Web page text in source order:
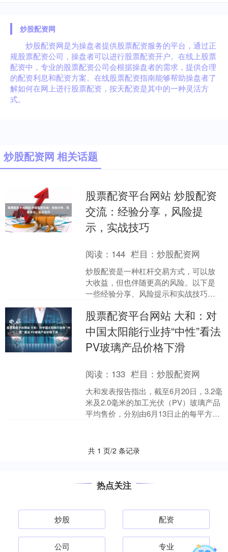
炒股配资网
炒股配资网是为操盘者提供股票配资服务的平台，通过正
规股票配资公司，操盘者可以进行股票配资开户。在线上股票
配资中，专业的股票配资公司会根据操盘者的需求，提供合理
的配资利息和配资方案。在线股票配资指南能够帮助操盘者了
解如何在网上进行股票配资，按天配资是其中的一种灵活方
式。
炒股配资网 相关话题
股票配资平台网站 炒股配资
交流：经验分享，风险提
示，实战技巧
阅读： 144 栏目：炒股配资网
炒股配资是一种杠杆交易方式，可以放
大收益，但也伴随更高的风险。以下是
一些经验分享、风险提示和实战技巧：
股票进行交易。借贷....
股票配资平台网站 大和：对
中国太阳能行业持“中性”看法
PV玻璃产品价格下滑
阅读： 133 栏目：炒股配资网
大和发表报告指出，截至6月20日，3.2毫
米及2.0毫米的加工光伏（PV）玻璃产品
平均售价，分别由6月13日止的每平方米
共 1 页/2 条记录
热点关注
炒股 配资
公司 专业